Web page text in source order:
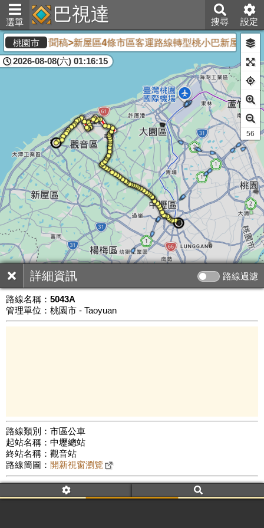
選單 巴視達 搜尋 設定
詳細資訊 路線過濾
路線名稱： 5043A
管理單位：桃園市 - Taoyuan
路線類別：市區公車
起站名稱：中壢總站
終站名稱：觀音站
路線簡圖： 開新視窗瀏覽
附屬名稱：5043A
車頭描述：中壢
觀音[繞駛觀音]
桃園市<新聞稿>新屋區4條市區客運路線轉型桃小巴新屋區4條
2026-08-08(六) 01:16:15
公車數量: 累計901、上線418
54